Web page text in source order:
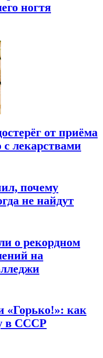
ногтя
от приёма
лекарствами
почему
не найдут
о рекордном
на
«Горько!»: как
в СССР